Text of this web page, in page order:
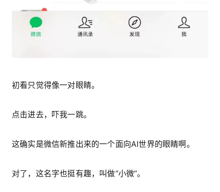
初看只觉得像一对眼睛。
点击进去，吓我一跳。
这确实是微信新推出来的一个面向AI世界的眼睛啊。
对了，这名字也挺有趣，叫做“小微”。